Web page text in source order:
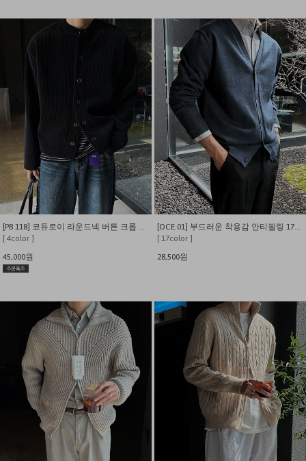
[PB.118] 코듀로이 라운드넥 버튼 크롭 가디건
[ 4color ]
45,000원
[OCE.01] 부드러운 착용감 안티필링 17컬러 비스코스 브이넥 가디건
[ 17color ]
28,500원